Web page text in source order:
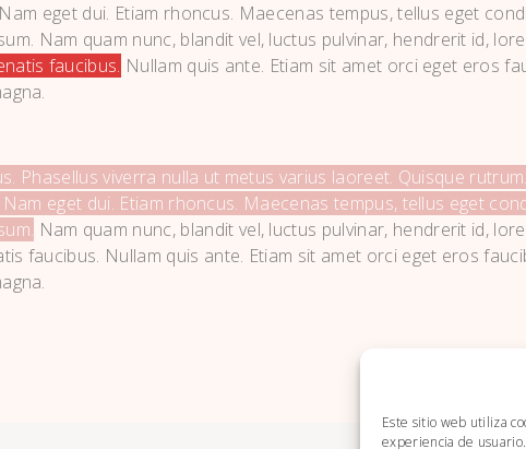
Este sitio web utiliza
experiencia de
Nam eget dui. Etiam rhoncus. Maecenas tempus, tellus eget
Nam quam nunc, blandit vel, luctus pulvinar, hendrerit id,
faucibus. Nullam quis ante. Etiam sit amet orci eget eros
Phasellus viverra nulla ut metus varius laoreet. Quisque
eget dui. Etiam rhoncus. Maecenas tempus, tellus eget
Nam quam nunc, blandit vel, luctus pulvinar, hendrerit id,
faucibus. Nullam quis ante. Etiam sit amet orci eget eros